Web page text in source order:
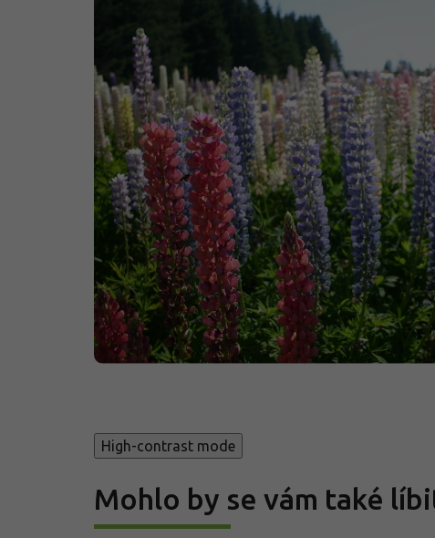
High-contrast mode
Mohlo by se vám také